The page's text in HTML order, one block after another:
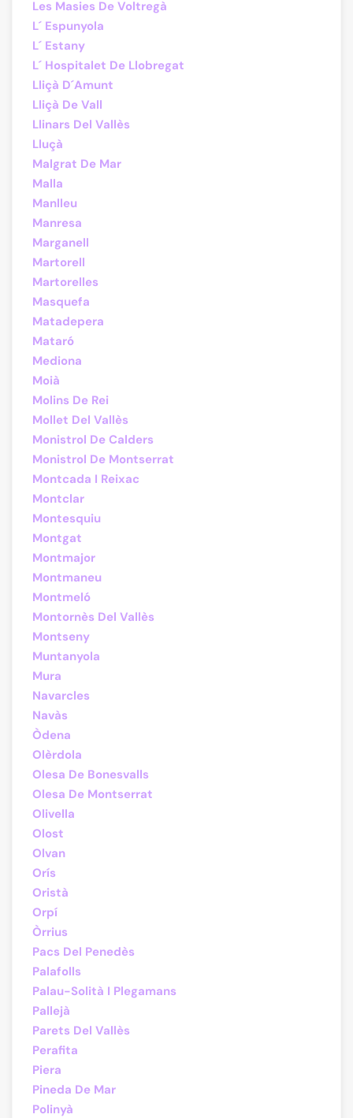
Les Masies De Voltregà
L´ Espunyola
L´ Estany
L´ Hospitalet De Llobregat
Lliçà D´Amunt
Lliçà De Vall
Llinars Del Vallès
Lluçà
Malgrat De Mar
Malla
Manlleu
Manresa
Marganell
Martorell
Martorelles
Masquefa
Matadepera
Mataró
Mediona
Moià
Molins De Rei
Mollet Del Vallès
Monistrol De Calders
Monistrol De Montserrat
Montcada I Reixac
Montclar
Montesquiu
Montgat
Montmajor
Montmaneu
Montmeló
Montornès Del Vallès
Montseny
Muntanyola
Mura
Navarcles
Navàs
Òdena
Olèrdola
Olesa De Bonesvalls
Olesa De Montserrat
Olivella
Olost
Olvan
Orís
Oristà
Orpí
Òrrius
Pacs Del Penedès
Palafolls
Palau-Solità I Plegamans
Pallejà
Parets Del Vallès
Perafita
Piera
Pineda De Mar
Polinyà